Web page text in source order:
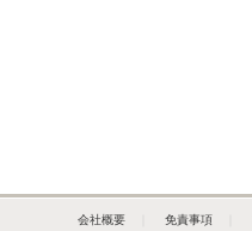
会社概要 免責事項